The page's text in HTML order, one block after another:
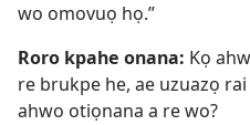
wo omovuọ họ.”
Roro kpahe onana: Kọ
re brukpe he, ae uzuazọ
ahwo otiọnana a re wo?